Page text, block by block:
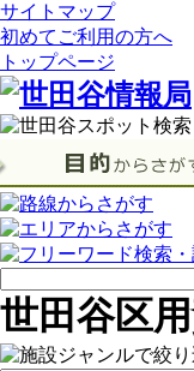
サイトマップ
初めてご利用の方へ
トップページ
世田谷区